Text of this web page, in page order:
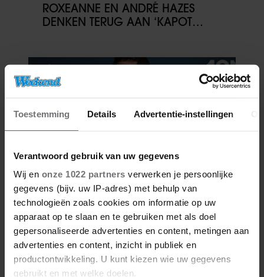
Toestemming Details Advertentie-instellingen
Verantwoord gebruik van uw gegevens
Wij en onze 1022 partners verwerken je persoonlijke
gegevens (bijv. uw IP-adres) met behulp van
technologieën zoals cookies om informatie op uw
apparaat op te slaan en te gebruiken met als doel
gepersonaliseerde advertenties en content, metingen aan
advertenties en content, inzicht in publiek en
productontwikkeling. U kunt kiezen wie uw gegevens
gebruikt en met welke doelen.
ROXEANNE EN ANDRÉ HAZES
DENKEN TERUG AAN ‘KAPOT
06/08/2026
FAMILIE PEREZ HILTON DEELT
HOOPVOLLE UPDATE: ‘HIJ KAN
COMMUNICEREN’